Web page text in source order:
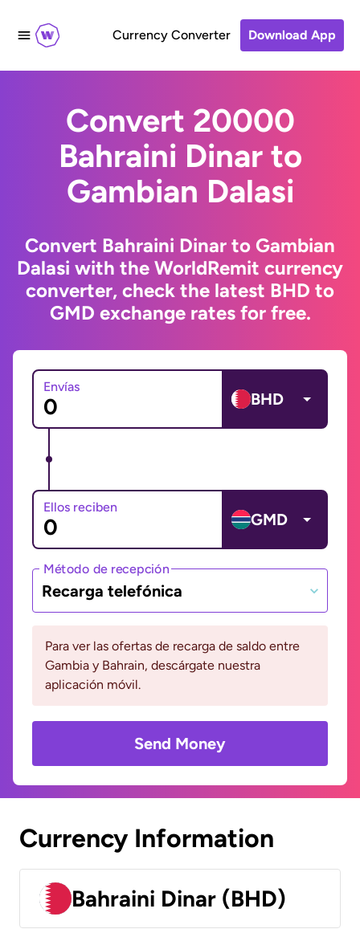
Currency Converter Download App
Convert 20000
Bahraini Dinar to
Gambian Dalasi
Convert Bahraini Dinar to Gambian
Dalasi with the WorldRemit currency
converter, check the latest BHD to
GMD exchange rates for free.
Envías
BHD
Ellos reciben
GMD
Método de recepción
Recarga telefónica
Para ver las ofertas de recarga de saldo entre
Gambia y Bahrain, descárgate nuestra
aplicación móvil.
Send Money
Currency Information
Bahraini Dinar (BHD)